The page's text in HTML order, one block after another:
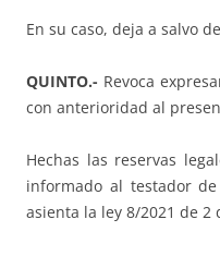
En su caso, deja a salvo
QUINTO.- Revoca
con anterioridad al
Hechas las reservas
informado al testador
asienta la ley 8/2021 de 2